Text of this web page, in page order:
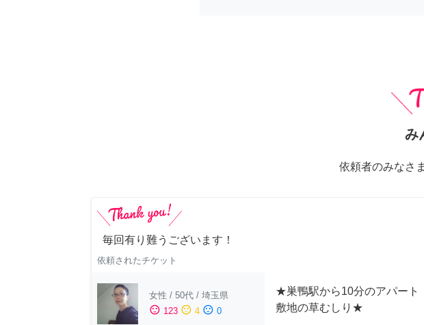
み
依頼者のみなさ
毎回有り難うございます！
依頼されたチケット
女性 / 50代 / 埼玉県
sentiment_satisfied 123 sentiment_neutral 4 sentiment_dissatisfied 0
★巣鴨駅から10分のアパート
敷地の草むしり★